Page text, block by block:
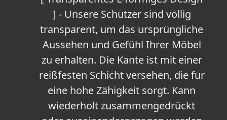
] - Unsere Schützer sind völlig
transparent, um das ursprüngliche
Aussehen und Gefühl Ihrer Möbel
zu erhalten. Die Kante ist mit einer
reißfesten Schicht versehen, die für
eine hohe Zähigkeit sorgt. Kann
wiederholt zusammengedrückt